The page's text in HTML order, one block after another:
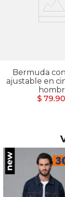
Bermuda
ajustable en
$